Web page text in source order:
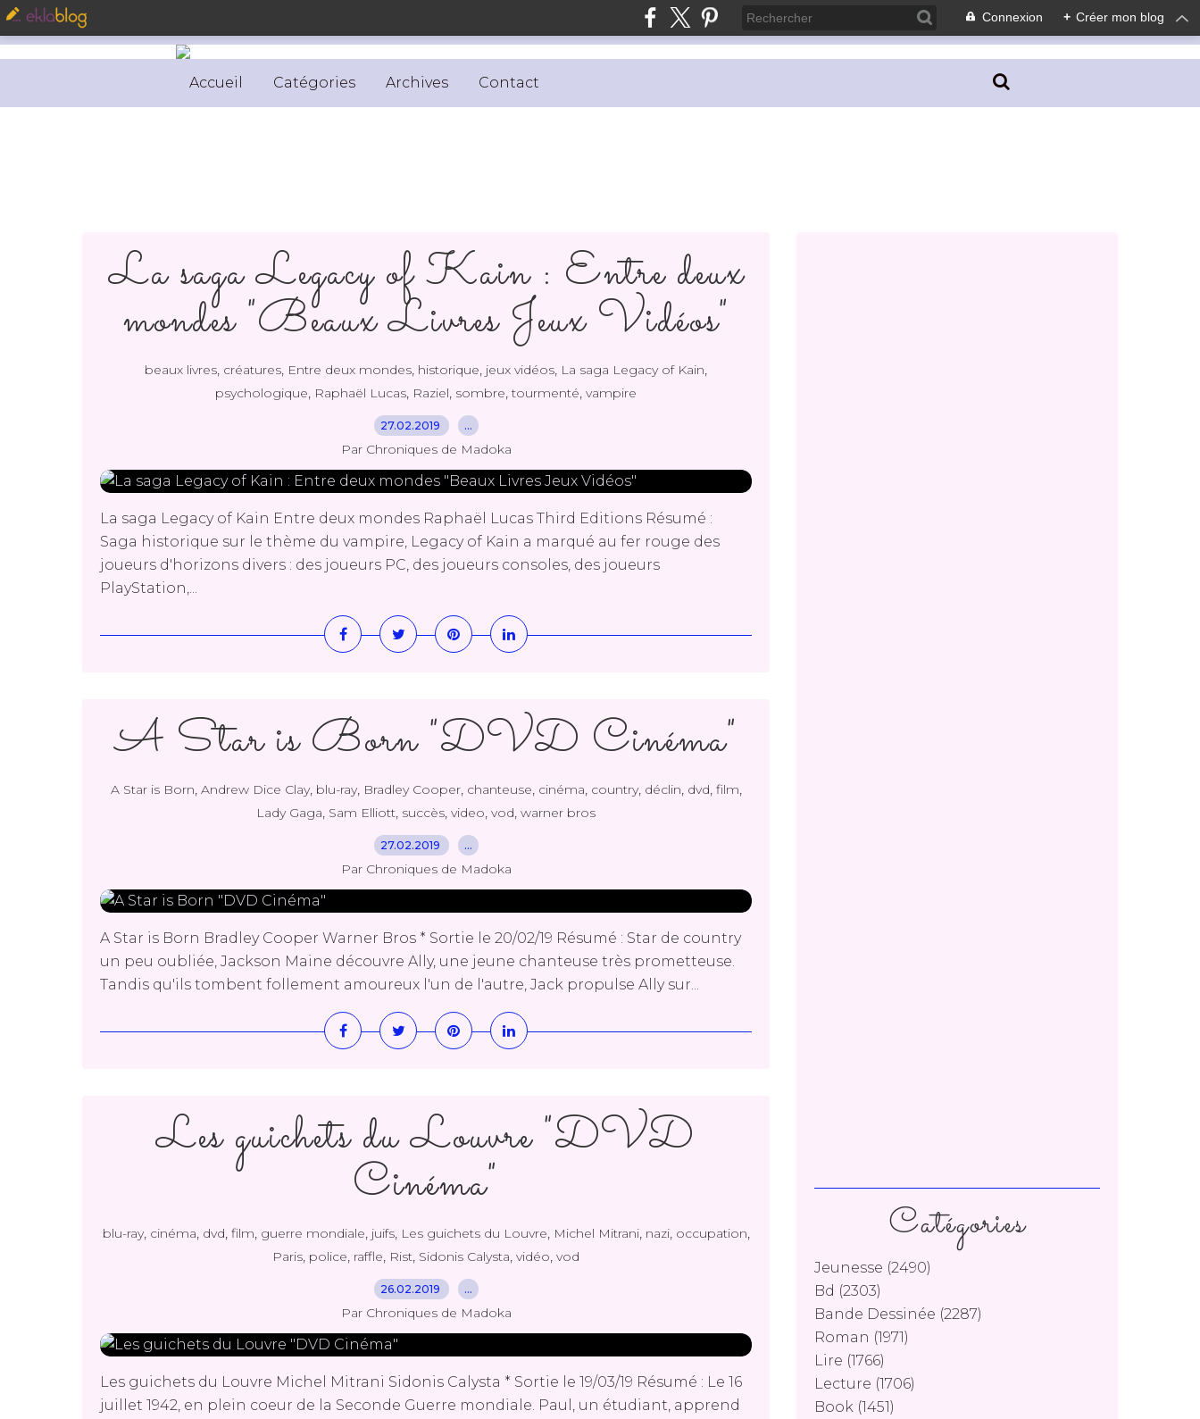
Connexion + Créer mon blog
Accueil Catégories Archives Contact
La saga Legacy of Kain : Entre deux
mondes "Beaux Livres Jeux Vidéos"
beaux livres, créatures, Entre deux mondes, historique, jeux vidéos, La saga Legacy of Kain,
psychologique, Raphaël Lucas, Raziel, sombre,tourmenté, vampire
27.02.2019 …
Par Chroniques de Madoka
La saga Legacy of Kain Entre deux mondes Raphaël Lucas Third Editions Résumé :
Saga historique sur le thème du vampire, Legacy of Kain a marqué au fer rouge des
joueurs d'horizons divers : des joueurs PC, des joueurs consoles, des joueurs
PlayStation,...
A Star is Born "DVD Cinéma"
A Star is Born, Andrew Dice Clay, blu-ray, Bradley Cooper, chanteuse, cinéma, country, déclin, dvd, film,
Lady Gaga, Sam Elliott, succès, video, vod, warner bros
27.02.2019 …
Par Chroniques de Madoka
A Star is Born Bradley Cooper Warner Bros * Sortie le 20/02/19 Résumé : Star de country
un peu oubliée, Jackson Maine découvre Ally, une jeune chanteuse très prometteuse.
Tandis qu'ils tombent follement amoureux l'un de l'autre, Jack propulse Ally sur...
Les guichets du Louvre "DVD
Cinéma"
blu-ray, cinéma, dvd, film, guerre mondiale, juifs, Les guichets du Louvre, Michel Mitrani, nazi, occupation,
Paris, police, raffle, Rist, Sidonis Calysta, vidéo, vod
26.02.2019 …
Par Chroniques de Madoka
Les guichets du Louvre Michel Mitrani Sidonis Calysta * Sortie le 19/03/19 Résumé : Le 16
juillet 1942, en plein coeur de la Seconde Guerre mondiale. Paul, un étudiant, apprend
Catégories
Jeunesse (2490)
Bd (2303)
Bande Dessinée (2287)
Roman (1971)
Lire (1766)
Lecture (1706)
Book (1451)